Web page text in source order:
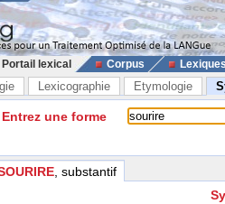
Portail lexical Corpus
Lexicographie Etymologie
Entrez une forme
, substantif